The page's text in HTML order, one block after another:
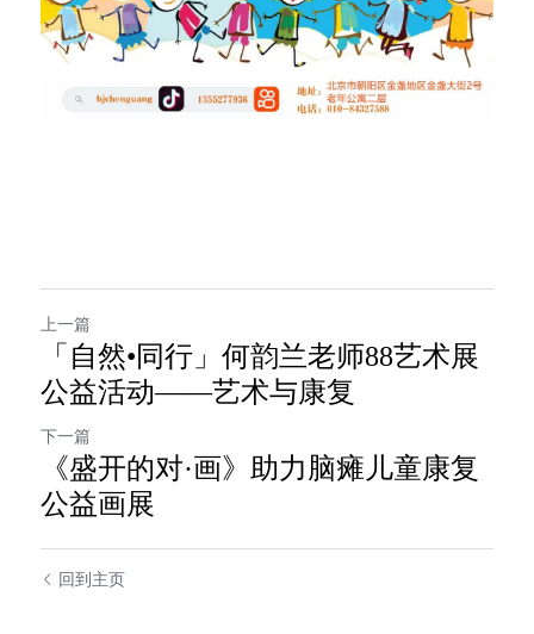
上一篇
「自然•同行」何韵兰老师88艺术展
公益活动——艺术与康复
下一篇
《盛开的对·画》助力脑瘫儿童康复
公益画展
回到主页